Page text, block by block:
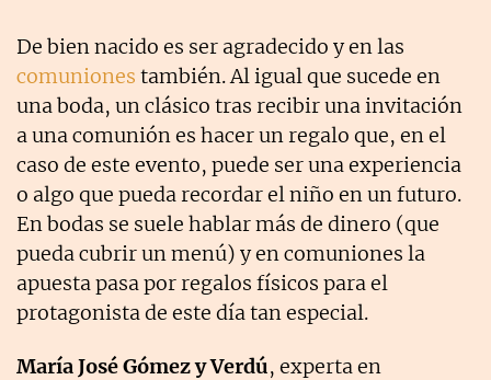
De bien nacido es ser agradecido y en las
comuniones también. Al igual que sucede en
una boda, un clásico tras recibir una invitación
a una comunión es hacer un regalo que, en el
caso de este evento, puede ser una experiencia
o algo que pueda recordar el niño en un futuro.
En bodas se suele hablar más de dinero (que
pueda cubrir un menú) y en comuniones la
apuesta pasa por regalos físicos para el
protagonista de este día tan especial.
María José Gómez y Verdú, experta en